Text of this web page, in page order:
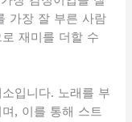
가장 잘 부른 사람
재미를 더할 수
입니다. 노래를 부
, 이를 통해 스트